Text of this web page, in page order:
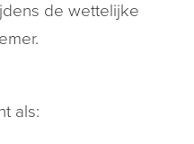
de wettelijke
als: